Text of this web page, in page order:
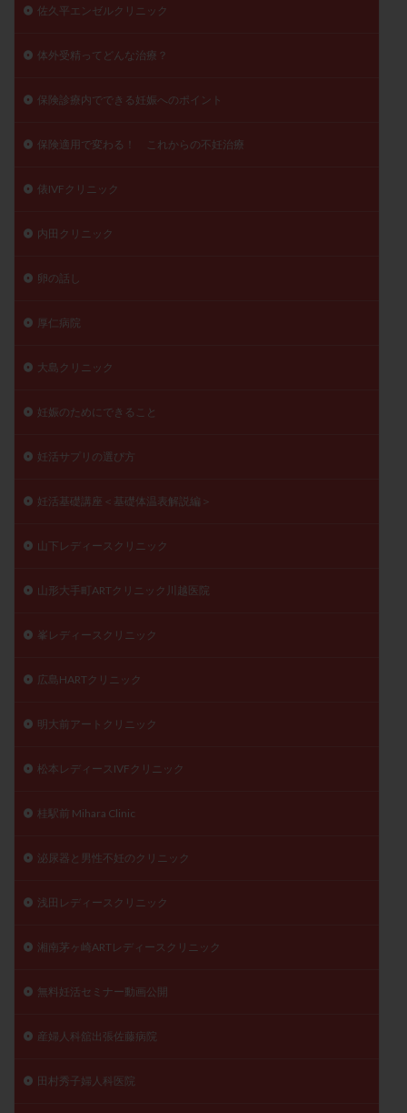
佐久平エンゼルクリニック
体外受精ってどんな治療？
保険診療内でできる妊娠へのポイント
保険適用で変わる！ これからの不妊治療
俵IVFクリニック
内田クリニック
卵の話し
厚仁病院
大島クリニック
妊娠のためにできること
妊活サプリの選び方
妊活基礎講座＜基礎体温表解説編＞
山下レディースクリニック
山形大手町ARTクリニック川越医院
峯レディースクリニック
広島HARTクリニック
明大前アートクリニック
松本レディースIVFクリニック
桂駅前 Mihara Clinic
泌尿器と男性不妊のクリニック
浅田レディースクリニック
湘南茅ヶ崎ARTレディースクリニック
無料妊活セミナー動画公開
産婦人科舘出張佐藤病院
田村秀子婦人科医院